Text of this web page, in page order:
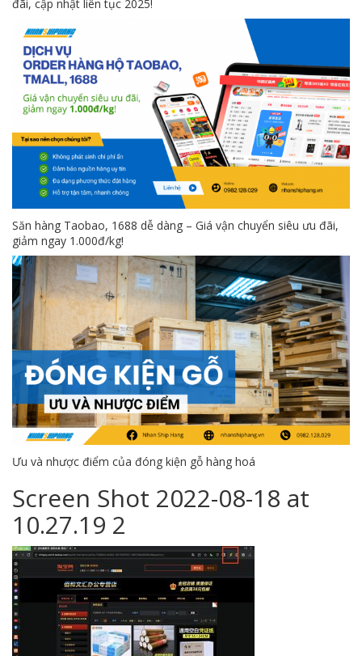
đãi, cập nhật liên tục 2025!
Săn hàng Taobao, 1688 dễ dàng – Giá vận chuyển siêu ưu đãi,
giảm ngay 1.000đ/kg!
Ưu và nhược điểm của đóng kiện gỗ hàng hoá
Screen Shot 2022-08-18 at
10.27.19 2